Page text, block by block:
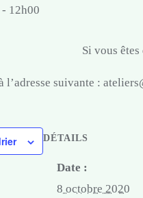
- 12h00
Si vous
suivante :
DÉTAILS
Date :
8 octobre 2020